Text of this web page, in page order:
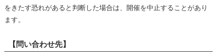
をきたす恐れがあると判断した場合は、開催を中止することがあり
ます。
【問い合わせ先】